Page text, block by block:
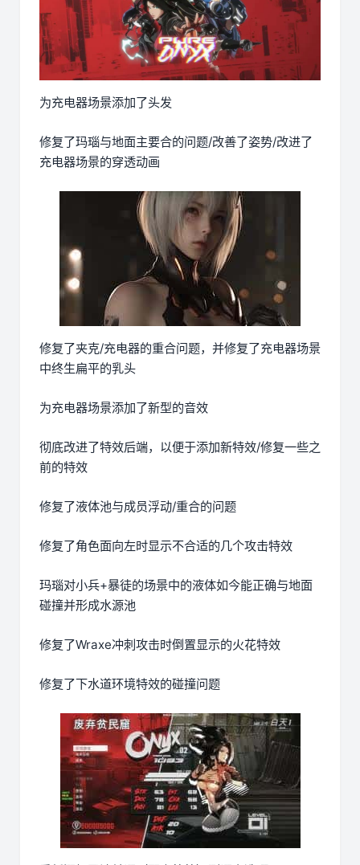
为充电器场景添加了头发
修复了玛瑙与地面主要合的问题/改善了姿势/改进了
充电器场景的穿透动画
修复了夹克/充电器的重合问题，并修复了充电器场景
中终生扁平的乳头
为充电器场景添加了新型的音效
彻底改进了特效后端，以便于添加新特效/修复一些之
前的特效
修复了液体池与成员浮动/重合的问题
修复了角色面向左时显示不合适的几个攻击特效
玛瑙对小兵+暴徒的场景中的液体如今能正确与地面
碰撞并形成水源池
修复了Wraxe冲刺攻击时倒置显示的火花特效
修复了下水道环境特效的碰撞问题